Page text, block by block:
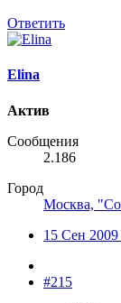
Ответить
Elina
Актив
Сообщения
2.186
Город
Москва,
15 Сен 2009
#215